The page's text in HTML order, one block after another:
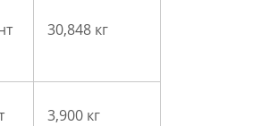
30,848 кг
3,900 кг